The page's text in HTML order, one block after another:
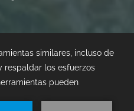
Diseñado por